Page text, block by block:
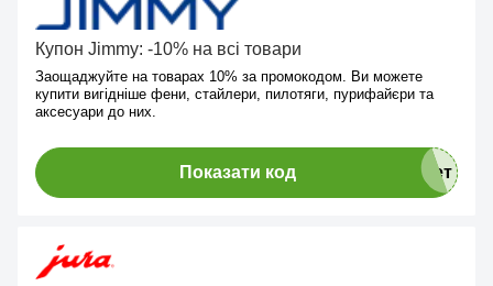
Купон Jimmy: -10% на всі товари
Заощаджуйте на товарах 10% за промокодом. Ви можете
купити вигідніше фени, стайлери, пилотяги, пурифайєри та
аксесуари до них.
Показати код